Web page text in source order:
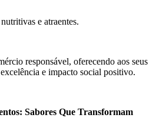
e atraentes.
responsável, oferecendo aos seus
e impacto social positivo.
Sabores Que Transformam